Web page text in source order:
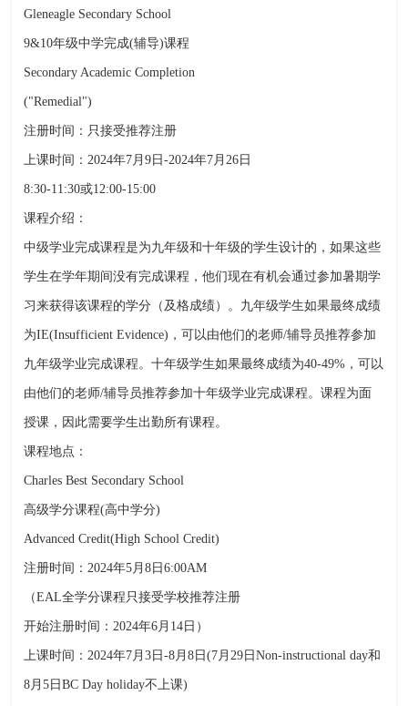
Gleneagle Secondary School
9&10年级中学完成(辅导)课程
Secondary Academic Completion
("Remedial")
注册时间：只接受推荐注册
上课时间：2024年7月9日-2024年7月26日
8:30-11:30或12:00-15:00
课程介绍：
中级学业完成课程是为九年级和十年级的学生设计的，如果这些
学生在学年期间没有完成课程，他们现在有机会通过参加暑期学
习来获得该课程的学分（及格成绩）。九年级学生如果最终成绩
为IE(Insufficient Evidence)，可以由他们的老师/辅导员推荐参加
九年级学业完成课程。十年级学生如果最终成绩为40-49%，可以
由他们的老师/辅导员推荐参加十年级学业完成课程。课程为面
授课，因此需要学生出勤所有课程。
课程地点：
Charles Best Secondary School
高级学分课程(高中学分)
Advanced Credit(High School Credit)
注册时间：2024年5月8日6:00AM
（EAL全学分课程只接受学校推荐注册
开始注册时间：2024年6月14日）
上课时间：2024年7月3日-8月8日(7月29日Non-instructional day和
8月5日BC Day holiday不上课)